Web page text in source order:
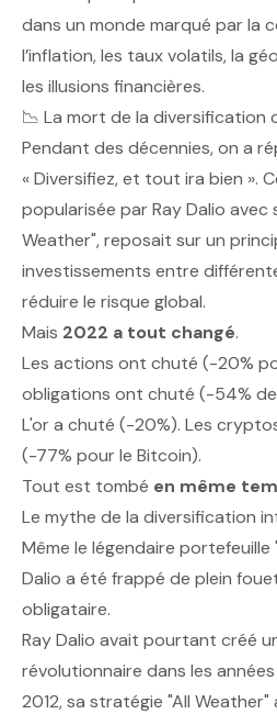
dans un monde marqué par la
l’inflation, les taux volatils, la
les illusions financières.
📉 La mort de la diversification
Pendant des décennies, on a
« Diversifiez, et tout ira bien ».
popularisée par Ray Dalio avec
Weather", reposait sur un
investissements entre
réduire le risque global.
Mais 2022 a tout changé.
Les actions ont chuté (-20%
obligations ont chuté (-54%
L'or a chuté (-20%). Les
(-77% pour le Bitcoin).
Tout est tombé en même
Le mythe de la diversification
Même le légendaire portefeuille
Dalio a été frappé de plein
obligataire.
Ray Dalio avait pourtant créé
révolutionnaire dans les
2012, sa stratégie "All